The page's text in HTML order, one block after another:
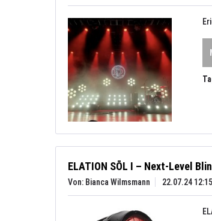
ELATION SŌL I – Next-Level
Von: Bianca Wilmsmann 22.07.24 12:15